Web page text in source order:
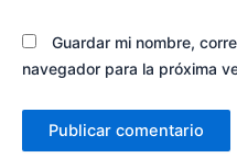
Guardar mi nombre,
navegador para la próxima